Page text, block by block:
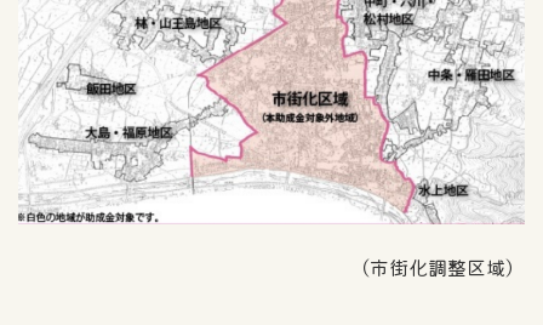
（市街化調整区域）